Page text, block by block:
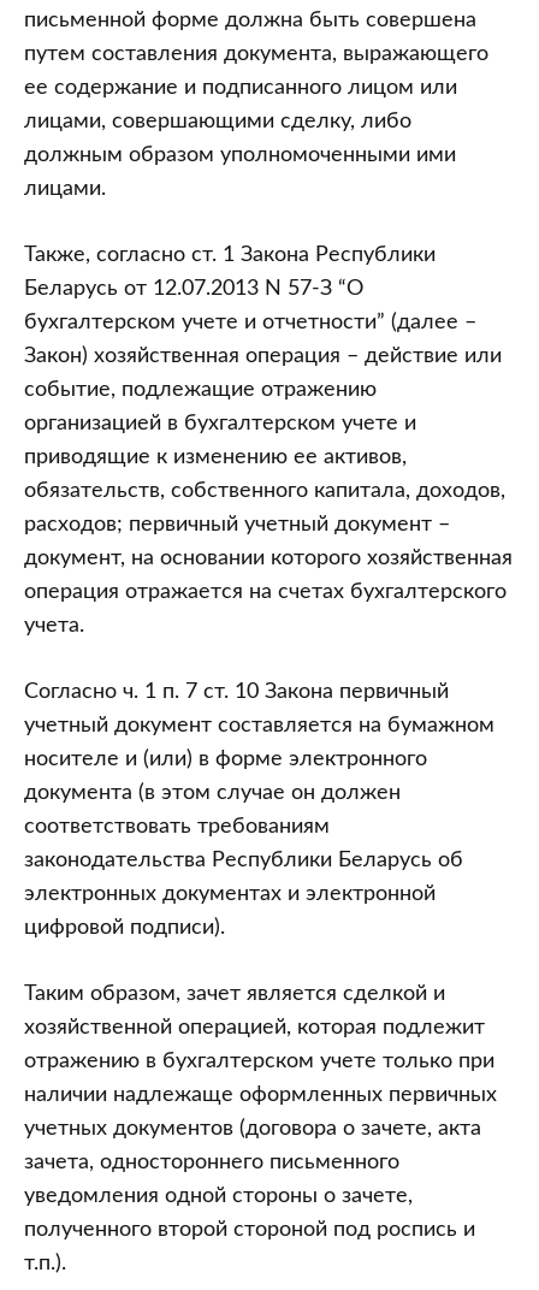
письменной форме должна быть совершена
путем составления документа, выражающего
ее содержание и подписанного лицом или
лицами, совершающими сделку, либо
должным образом уполномоченными ими
лицами.
Также, согласно ст. 1 Закона Республики
Беларусь от 12.07.2013 N 57-З “О
бухгалтерском учете и отчетности” (далее –
Закон) хозяйственная операция – действие или
событие, подлежащие отражению
организацией в бухгалтерском учете и
приводящие к изменению ее активов,
обязательств, собственного капитала, доходов,
расходов; первичный учетный документ –
документ, на основании которого хозяйственная
операция отражается на счетах бухгалтерского
учета.
Согласно ч. 1 п. 7 ст. 10 Закона первичный
учетный документ составляется на бумажном
носителе и (или) в форме электронного
документа (в этом случае он должен
соответствовать требованиям
законодательства Республики Беларусь об
электронных документах и электронной
цифровой подписи).
Таким образом, зачет является сделкой и
хозяйственной операцией, которая подлежит
отражению в бухгалтерском учете только при
наличии надлежаще оформленных первичных
учетных документов (договора о зачете, акта
зачета, одностороннего письменного
уведомления одной стороны о зачете,
полученного второй стороной под роспись и
т.п.).